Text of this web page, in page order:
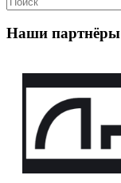
Наши партнёры